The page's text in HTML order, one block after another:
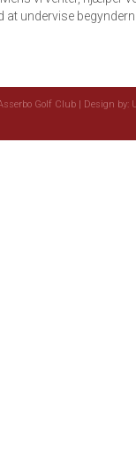
undervise
Golf Club | Design by: